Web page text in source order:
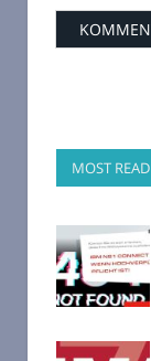
MOST READ